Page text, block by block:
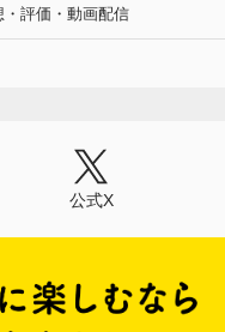
評価・動画配信
公式X